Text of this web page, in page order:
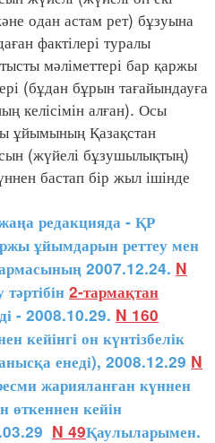
одан астам рет) бұзуына
фактілері туралы
мәліметтері бар қаржы
(бұдан бұрын тағайындауға
келісімін алған). Осы
ұйымының Қазақстан
(жүйелі бұзушылықтың)
бастап бір жыл ішінде
редакцияда - ҚР
ұйымдарын реттеу мен
2007.12.24. N
2-тармақтан
- 2008.10.29. N 160
кейінгі он күнтізбелік
енеді), 2008.12.29 N
жарияланған күннен
өткеннен кейін
N 49Қаулыларымен.